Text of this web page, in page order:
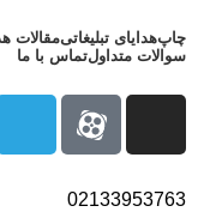
چاپهدایای تبلیغاتیمقالات
سوالات متداولتماس با ما
02133953763